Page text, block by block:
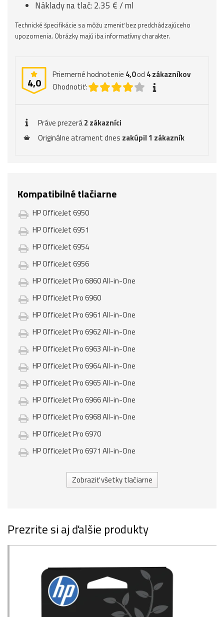
Náklady na tlač: 2.35 € / ml
Technické špecifikácie sa môžu zmeniť bez predchádzajúceho
upozornenia. Obrázky majú iba informatívny charakter.
4,0
Priemerné hodnotenie 4,0od 4zákazníkov
Ohodnotiť:
Práve prezerá2 zákazníci
Originálne atrament dnes zakúpil 1 zákazník
Kompatibilné tlačiarne
HP OfficeJet 6950
HP OfficeJet 6951
HP OfficeJet 6954
HP OfficeJet 6956
HP OfficeJet Pro 6860 All-in-One
HP OfficeJet Pro 6960
HP OfficeJet Pro 6961 All-in-One
HP OfficeJet Pro 6962 All-in-One
HP OfficeJet Pro 6963 All-in-One
HP OfficeJet Pro 6964 All-in-One
HP OfficeJet Pro 6965 All-in-One
HP OfficeJet Pro 6966 All-in-One
HP OfficeJet Pro 6968 All-in-One
HP OfficeJet Pro 6970
HP OfficeJet Pro 6971 All-in-One
Zobraziť všetky tlačiarne
Prezrite si aj ďalšie produkty